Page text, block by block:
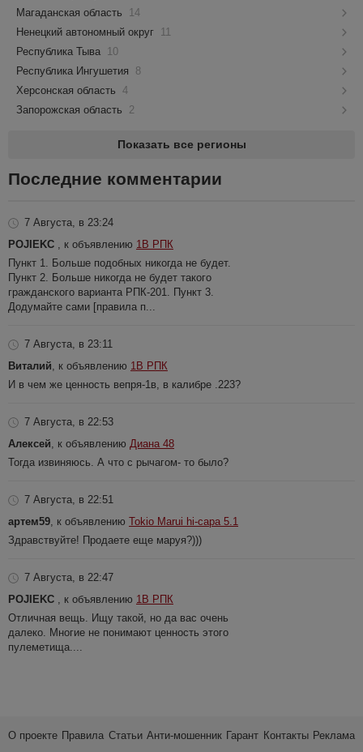
Магаданская область
14
Ненецкий автономный округ 11
Республика Тыва 10
Республика Ингушетия
8
Херсонская область 4
Запорожская область
2
Показать все регионы
Последние комментарии
7 Августа, в 23:24
POJIEKC
, к объявлению 1В РПК
Пункт 1. Больше подобных никогда не будет.
Пункт 2. Больше никогда не будет такого
гражданского варианта РПК-201. Пункт 3.
Додумайте сами [правила п...
7 Августа, в 23:11
Виталий , к объявлению 1В РПК
И в чем же ценность вепря-1в, в калибре .223?
7 Августа, в 22:53
Алексей , к объявлению Диана 48
Тогда извиняюсь. А что с рычагом- то было?
7 Августа, в 22:51
артем59 , к объявлению Tokio Marui hi-capa 5.1
Здравствуйте! Продаете еще маруя?)))
7 Августа, в 22:47
POJIEKC
, к объявлению 1В РПК
Отличная вещь. Ищу такой, но да вас очень
далеко. Многие не понимают ценность этого
пулеметища....
О проекте Правила Статьи Анти-мошенник Гарант Контакты Реклама